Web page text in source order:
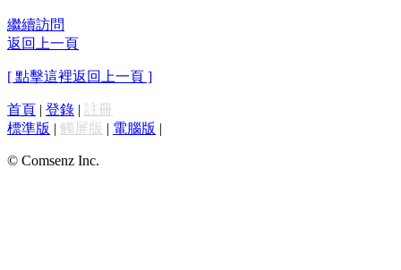
繼續訪問
返回上一頁
[ 點擊這裡返回上一頁 ]
首頁 | 登錄 | 註冊
標準版 | 觸屏版 | 電腦版 |
© Comsenz Inc.